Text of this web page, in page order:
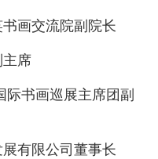
画交流院副院长
席
际书画巡展主席团副
有限公司董事长